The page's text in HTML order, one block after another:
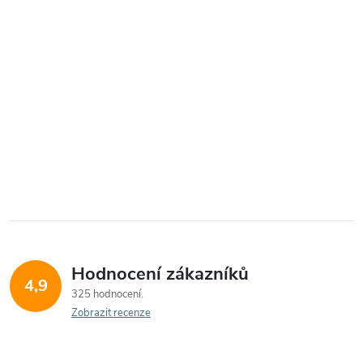
4,9 Hodnocení zákazníků
325 hodnocení
Zobrazit recenze